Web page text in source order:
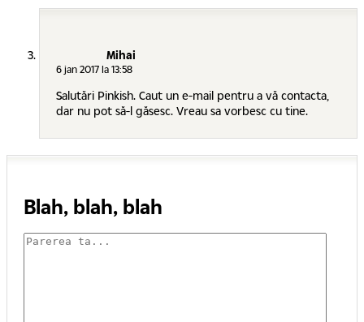
Mihai
6 jan 2017 la 13:58
Salutări Pinkish. Caut un e-mail pentru a vă contacta,
dar nu pot să-l găsesc. Vreau sa vorbesc cu tine.
Blah, blah, blah